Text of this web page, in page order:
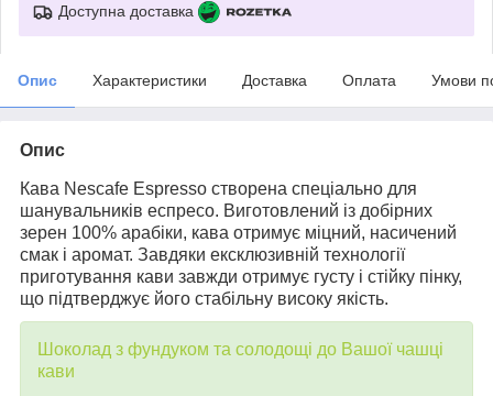
Доступна доставка
Опис Характеристики Доставка Оплата Умови
Опис
Кава Nescafe Espresso створена спеціально для
шанувальників еспресо. Виготовлений із добірних
зерен 100% арабіки, кава отримує міцний, насичений
смак і аромат. Завдяки ексклюзивній технології
приготування кави завжди отримує густу і стійку пінку,
що підтверджує його стабільну високу якість.
Шоколад з фундуком та солодощі до Вашої чашці
кави